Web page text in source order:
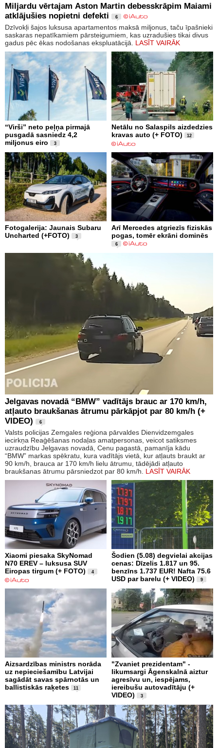
Miljardu vērtajam Aston Martin debesskrāpim Maiami
atklājušies nopietni defekti
6
Dzīvokļi šajos luksusa apartamentos maksā miljonus, taču īpašnieki
saskaras nepatīkamiem pārsteigumiem, kas uzradušies tikai divus
gadus pēc ēkas nodošanas ekspluatācijā. LASĪT VAIRĀK
“Virši” neto peļņa pirmajā
pusgadā sasniedz 4,2
miljonus eiro
3
Netālu no Salaspils aizdedzies
kravas auto (+ FOTO)
12
Fotogalerija: Jaunais Subaru
Uncharted (+FOTO)
3
Arī Mercedes atgriezīs fiziskās
pogas, tomēr ekrāni dominēs
6
Jelgavas novadā “BMW” vadītājs brauc ar 170 km/h,
atļauto braukšanas ātrumu pārkāpjot par 80 km/h (+
VIDEO)
6
Valsts policijas Zemgales reģiona pārvaldes Dienvidzemgales
iecirkņa Reaģēšanas nodaļas amatpersonas, veicot satiksmes
uzraudzību Jelgavas novadā, Cenu pagastā, pamanīja kādu
“BMW” markas spēkratu, kura vadītājs vietā, kur atļauts braukt ar
90 km/h, brauca ar 170 km/h lielu ātrumu, tādējādi atļauto
braukšanas ātrumu pārsniedzot par 80 km/h. LASĪT VAIRĀK
Xiaomi piesaka SkyNomad
N70 EREV – luksusa SUV
Eiropas tirgum (+ FOTO)
4
Šodien (5.08) degvielai akcijas
cenas: Dīzelis 1.817 un 95.
benzīns 1.737 EUR! Nafta 75.6
USD par barelu (+ VIDEO)
9
Aizsardzības ministrs norāda
uz nepieciešamību Latvijai
sagādāt savas spārnotās un
ballistiskās raķetes
11
"Zvaniet prezidentam" -
likumsargi Āgenskalnā aiztur
agresīvu un, iespējams,
iereibušu autovadītāju (+
VIDEO)
3